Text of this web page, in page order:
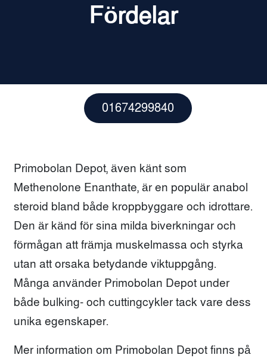
Fördelar
01674299840
Primobolan Depot, även känt som
Methenolone Enanthate, är en populär anabol
steroid bland både kroppbyggare och idrottare.
Den är känd för sina milda biverkningar och
förmågan att främja muskelmassa och styrka
utan att orsaka betydande viktuppgång.
Många använder Primobolan Depot under
både bulking- och cuttingcykler tack vare dess
unika egenskaper.
Mer information om Primobolan Depot finns på